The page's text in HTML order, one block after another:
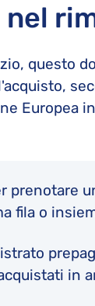
questo
Europea
prenotare
fila o
in